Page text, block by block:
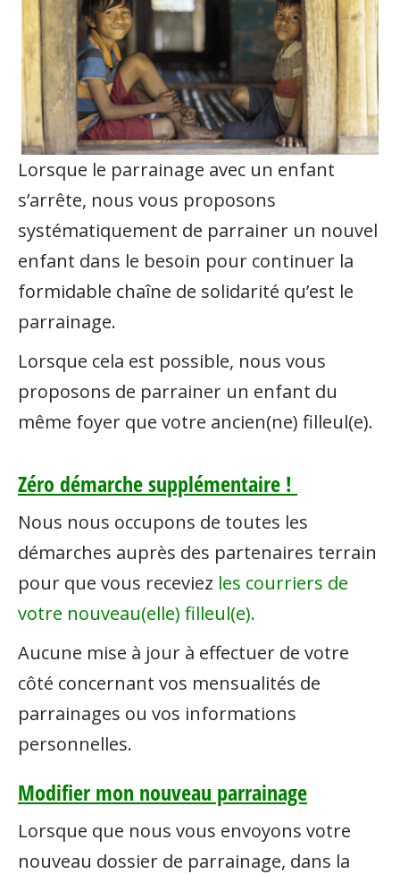
Lorsque le parrainage avec un enfant
s’arrête, nous vous proposons
systématiquement de parrainer un nouvel
enfant dans le besoin pour continuer la
formidable chaîne de solidarité qu’est le
parrainage.
Lorsque cela est possible, nous vous
proposons de parrainer un enfant du
même foyer que votre ancien(ne) filleul(e).
Zéro démarche supplémentaire !
Nous nous occupons de toutes les
démarches auprès des partenaires terrain
pour que vous receviez les courriers de
votre nouveau(elle) filleul(e).
Aucune mise à jour à effectuer de votre
côté concernant vos mensualités de
parrainages ou vos informations
personnelles.
Modifier mon nouveau parrainage
Lorsque que nous vous envoyons votre
nouveau dossier de parrainage, dans la